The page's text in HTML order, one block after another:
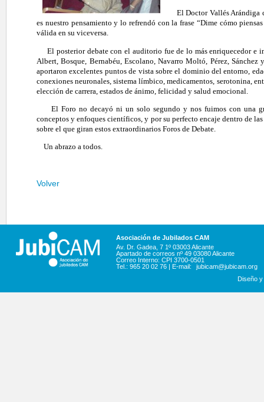
El Doctor Vallés Arándiga
es nuestro pensamiento y lo refrendó con la frase “Dime cómo
válida en su viceversa.
El posterior debate con el auditorio fue de lo más enriquecedor e
Albert, Bosque, Bernabéu, Escolano, Navarro Moltó, Pérez, Sánchez
aportaron excelentes puntos de vista sobre el dominio del entorno,
conexiones neuronales, sistema límbico, medicamentos, serotonina,
elección de carrera, estados de ánimo, felicidad y salud emocional.
El Foro no decayó ni un solo segundo y nos fuimos con una
conceptos y enfoques científicos, y por su perfecto encaje dentro de
sobre el que giran estos extraordinarios Foros de Debate.
Un abrazo a todos.
Volver
Asociación de Jubilados CAM
Av. Dr. Gadea, 7 1º 03003 Alicante
Apartado de correos nº 49 03080 Alicante
Correo Interno: CPI 3700-0501
Tel.: 965 20 02 76 | E-mail:
jubicam@jubicam.org
Diseño